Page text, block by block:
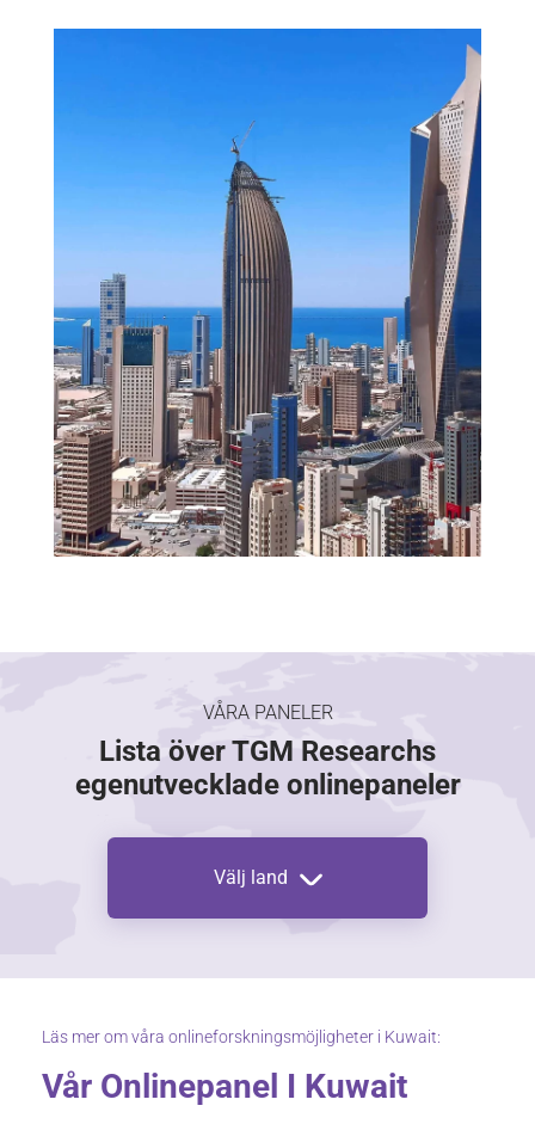
VÅRA PANELER
Lista över TGM Researchs
egenutvecklade onlinepaneler
Välj land
Läs mer om våra onlineforskningsmöjligheter i Kuwait:
Vår Onlinepanel I Kuwait